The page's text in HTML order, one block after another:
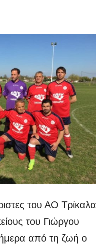
του ΑΟ Τρίκαλα
του Γιώργου
από τη ζωή ο